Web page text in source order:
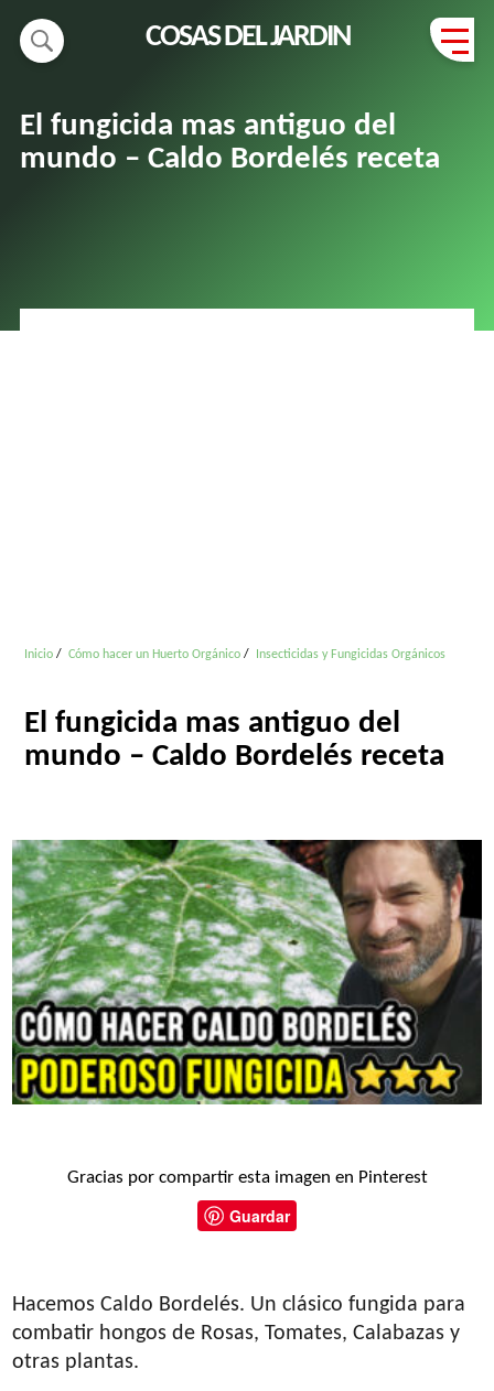
COSAS DEL JARDIN
El fungicida mas antiguo del
mundo – Caldo Bordelés receta
Inicio Cómo hacer un Huerto Orgánico Insecticidas y Fungicidas Orgánicos
El fungicida mas antiguo del
mundo – Caldo Bordelés receta
Gracias por compartir esta imagen en Pinterest
Guardar
Hacemos Caldo Bordelés. Un clásico fungida para
combatir hongos de Rosas, Tomates, Calabazas y
otras plantas.